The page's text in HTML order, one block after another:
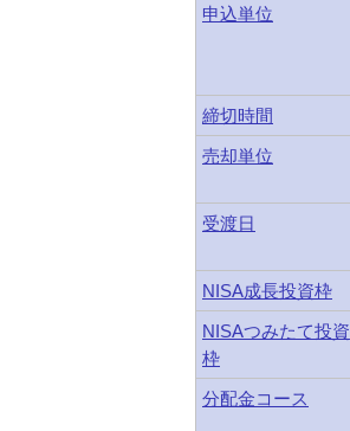
申込単位
締切時間
売却単位
受渡日
NISA成長投資枠
NISAつみたて投資
枠
分配金コース